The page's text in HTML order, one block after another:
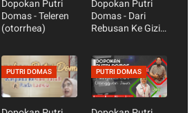
Dopokan Putri
Domas - Teleren
(otorrhea)
Dopokan Putri
Domas - Dari
Rebusan Ke Gizi
PUTRI DOMAS PUTRI DOMAS